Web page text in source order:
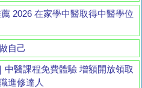
2026 在家學中醫取得中醫學位
自己
中醫課程免費體驗 增額開放領取
進修達人